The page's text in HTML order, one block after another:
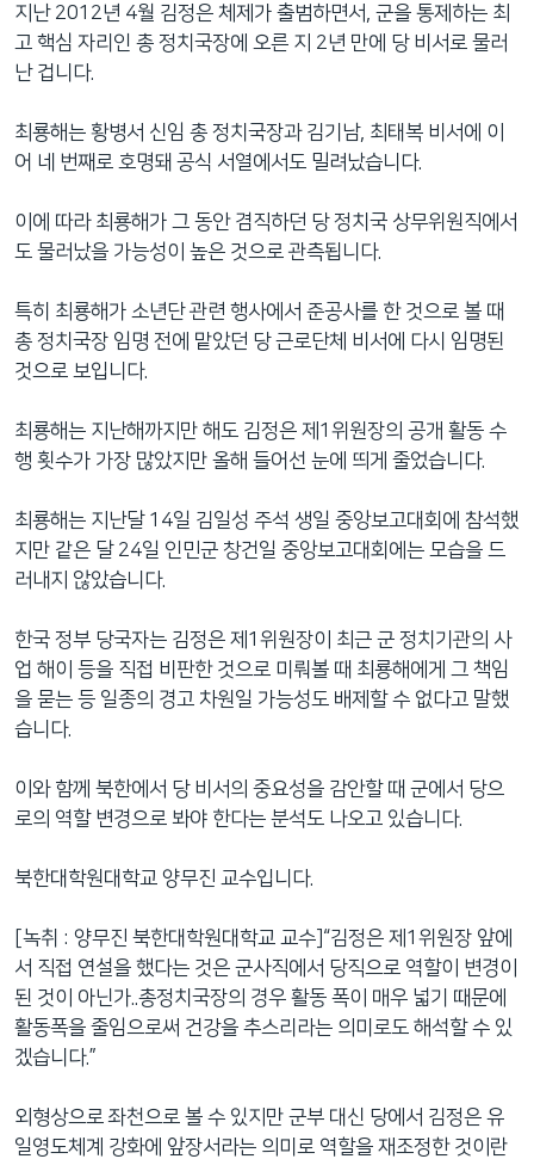
지난 2012년 4월 김정은 체제가 출범하면서, 군을 통제하는 최
고 핵심 자리인 총 정치국장에 오른 지 2년 만에 당 비서로 물러
난 겁니다.
최룡해는 황병서 신임 총 정치국장과 김기남, 최태복 비서에 이
어 네 번째로 호명돼 공식 서열에서도 밀려났습니다.
이에 따라 최룡해가 그 동안 겸직하던 당 정치국 상무위원직에서
도 물러났을 가능성이 높은 것으로 관측됩니다.
특히 최룡해가 소년단 관련 행사에서 준공사를 한 것으로 볼 때
총 정치국장 임명 전에 맡았던 당 근로단체 비서에 다시 임명된
것으로 보입니다.
최룡해는 지난해까지만 해도 김정은 제1위원장의 공개 활동 수
행 횟수가 가장 많았지만 올해 들어선 눈에 띄게 줄었습니다.
최룡해는 지난달 14일 김일성 주석 생일 중앙보고대회에 참석했
지만 같은 달 24일 인민군 창건일 중앙보고대회에는 모습을 드
러내지 않았습니다.
한국 정부 당국자는 김정은 제1위원장이 최근 군 정치기관의 사
업 해이 등을 직접 비판한 것으로 미뤄볼 때 최룡해에게 그 책임
을 묻는 등 일종의 경고 차원일 가능성도 배제할 수 없다고 말했
습니다.
이와 함께 북한에서 당 비서의 중요성을 감안할 때 군에서 당으
로의 역할 변경으로 봐야 한다는 분석도 나오고 있습니다.
북한대학원대학교 양무진 교수입니다.
[녹취 : 양무진 북한대학원대학교 교수]“김정은 제1위원장 앞에
서 직접 연설을 했다는 것은 군사직에서 당직으로 역할이 변경이
된 것이 아닌가..총정치국장의 경우 활동 폭이 매우 넓기 때문에
활동폭을 줄임으로써 건강을 추스리라는 의미로도 해석할 수 있
겠습니다.”
외형상으로 좌천으로 볼 수 있지만 군부 대신 당에서 김정은 유
일영도체계 강화에 앞장서라는 의미로 역할을 재조정한 것이란